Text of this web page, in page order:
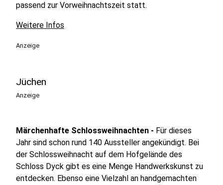
passend zur Vorweihnachtszeit statt.
Weitere Infos
Anzeige
Jüchen
Anzeige
Märchenhafte Schlossweihnachten - Für dieses
Jahr sind schon rund 140 Aussteller angekündigt. Bei
der Schlossweihnacht auf dem Hofgelände des
Schloss Dyck gibt es eine Menge Handwerkskunst zu
entdecken. Ebenso eine Vielzahl an handgemachten